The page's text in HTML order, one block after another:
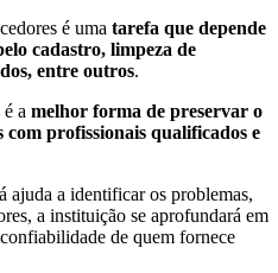
é uma tarefa que depende
cadastro, limpeza de
entre outros.
a melhor forma de preservar o
profissionais qualificados e
ajuda a identificar os problemas,
a instituição se aprofundará em
de quem fornece